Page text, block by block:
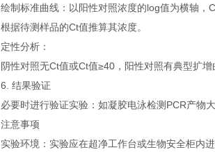
绘制标准曲线：以阳性对照浓度的log值为横轴，
根据待测样品的Ct值推算其浓度。
定性分析：
阴性对照无Ct值或Ct值≥40，阳性对照有典型扩
6. 结果验证
必要时进行验证实验：如凝胶电泳检测PCR产物
注意事项
实验环境：实验应在超净工作台或生物安全柜内进